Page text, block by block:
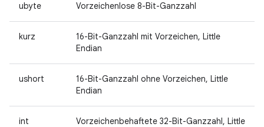
ubyte Vorzeichenlose 8-Bit-Ganzzahl
kurz
16-Bit-Ganzzahl mit Vorzeichen, Little
Endian
ushort
16-Bit-Ganzzahl ohne Vorzeichen, Little
Endian
int
Vorzeichenbehaftete 32-Bit-Ganzzahl, Little